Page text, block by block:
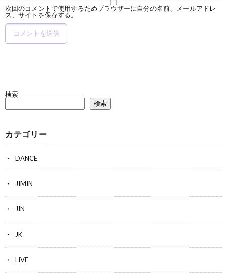
次回のコメントで使用するためブラウザーに自分の名前、メールアドレ
ス、サイトを保存する。
検索
検索
カテゴリー
DANCE
JIMIN
JIN
JK
LIVE